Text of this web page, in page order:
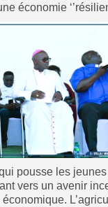
économie
pousse les
vers un avenir